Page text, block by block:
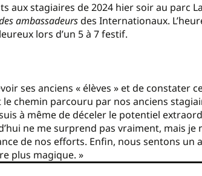
aux stagiaires de 2024 hier soir au parc
ambassadeursdes Internationaux.
lors d’un 5 à 7 festif.
ses anciens « élèves » et de constater
chemin parcouru par nos anciens
à même de déceler le potentiel
ne me surprend pas vraiment, mais je
de nos efforts. Enfin, nous sentons un
plus magique. »